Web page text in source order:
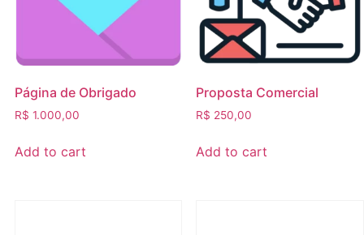
Página de Obrigado
R$ 1.000,00
Add to cart
Proposta Comercial
R$ 250,00
Add to cart